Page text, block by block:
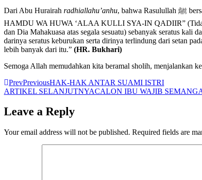
Dari Abu Hurairah radhiallahu’anhu, bahwa Rasulullah ﷺ bersabda, Barangsiapa yang membaca “LAA ILAAHA ILLALLAAHU WAHDAHU LAA SYARIIKALAH, LAHUL MULKU WA LAHUL
HAMDU WA HUWA ‘ALAA KULLI SYA-IN QADIIR” (Tidak
dan Dia Mahakuasa atas segala sesuatu) sebanyak seratus kali
darinya seratus keburukan serta dirinya terlindung dari setan
lebih banyak dari itu.” (HR. Bukhari)
Semoga Allah memudahkan kita beramal sholih, menjalankan
PrevPreviousHAK-HAK ANTAR SUAMI ISTRI
ARTIKEL SELANJUTNYACALON IBU WAJIB
Leave a Reply
Your email address will not be published. Required fields are